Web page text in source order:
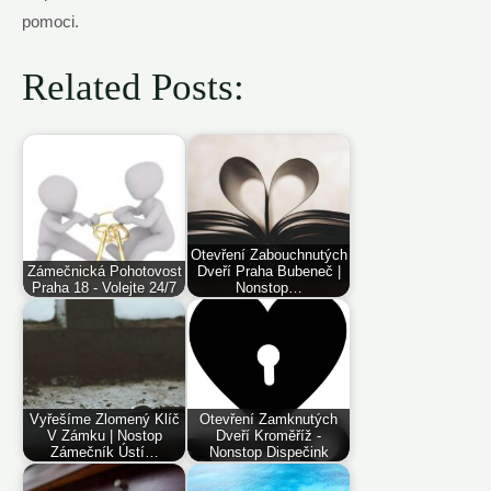
pomoci.
Related Posts:
Zámečnická Pohotovost
Praha 18 - Volejte 24/7
Otevření Zabouchnutých
Dveří Praha Bubeneč |
Nonstop…
Vyřešíme Zlomený Klíč
V Zámku | Nostop
Zámečník Ústí…
Otevření Zamknutých
Dveří Kroměříž -
Nonstop Dispečink